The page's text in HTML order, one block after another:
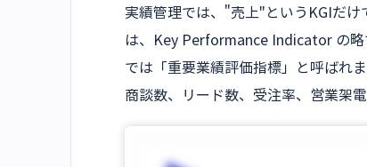
実績管理では、"売上"というKGIだ
は、Key Performance Indicator の
では「重要業績評価指標」と呼ばれ
商談数、リード数、受注率、営業架